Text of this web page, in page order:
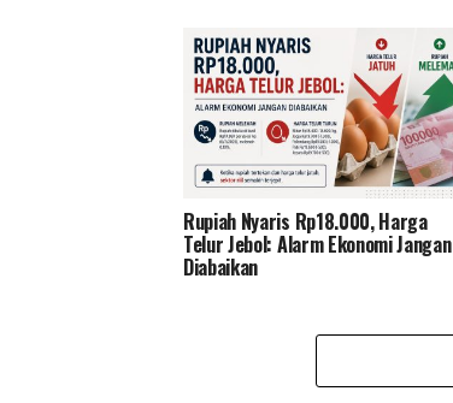
Rupiah Nyaris Rp18.000, Harga
Telur Jebol: Alarm Ekonomi Jangan
Diabaikan